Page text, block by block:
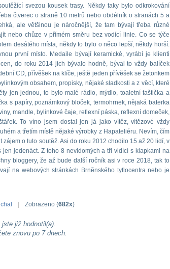
svezou kousek trasy. Někdy taky bylo odkrokování
čtverec o straně 10 metrů nebo obdélník o stranách 5 a
ale většinou je náročnější, že tam bývají třeba různé
nebo chůze v přímém směru bez vodící linie. Co se týče
desátého místa, někdy to bylo o něco lepší, někdy horší.
první místo. Medaile bývají keramické, vyrábí je klienti
do roku 2014 jich bývalo hodně, býval to vždy balíček
CD, přívěšek na klíče, ještě jeden přívěšek se žetonkem
obsahem, propisky, nějaké sladkosti a z věcí, které
jen jednou, to bylo malé rádio, mýdlo, toaletní taštička a
s papíry, poznámkový bloček, termohrnek, nějaká baterka
mandle, bylinkové čaje, reflexní páska, reflexní domeček,
To víno jsem dostal jen já jako vítěz, vítězové vždy
a třetím místě nějaké výrobky z Hapateliéru. Nevím, čím
zájem o tuto soutěž. Asi do roku 2012 chodilo 15 až 20 lidí, v
jedenáct. Z toho 8 nevidomých a tři vidící s klapkami na
bloggery, že až bude další ročník asi v roce 2018, tak to
na webových stránkách Brněnského tyflocentra nebo je
Zobrazeno (682x)
jste již hodnotil(a).
znovu po 7 dnech.